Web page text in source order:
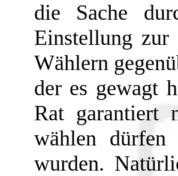
die Sache
Einstellung zur
Wählern
der es gewagt
Rat garantiert
wählen
wurden.